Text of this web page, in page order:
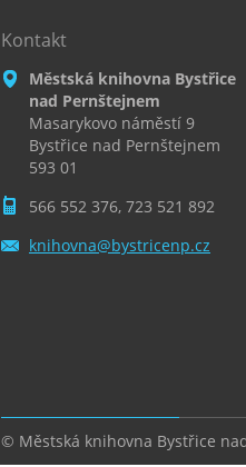
Kontakt
Městská knihovna Bystřice
nad Pernštejnem
Masarykovo náměstí 9
Bystřice nad Pernštejnem
593 01
566 552 376, 723 521 892
knihovna@bystricenp.cz
© Městská knihovna Bystřice